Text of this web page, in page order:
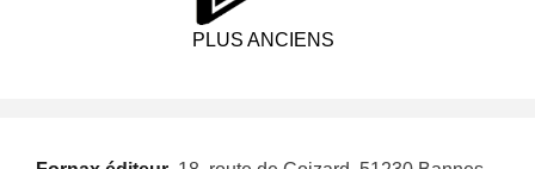
PLUS ANCIENS